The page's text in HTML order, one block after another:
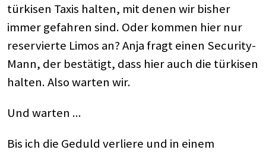
türkisen Taxis halten, mit denen wir bisher
immer gefahren sind. Oder kommen hier nur
reservierte Limos an? Anja fragt einen Security-
Mann, der bestätigt, dass hier auch die türkisen
halten. Also warten wir.
Und warten ...
Bis ich die Geduld verliere und in einem